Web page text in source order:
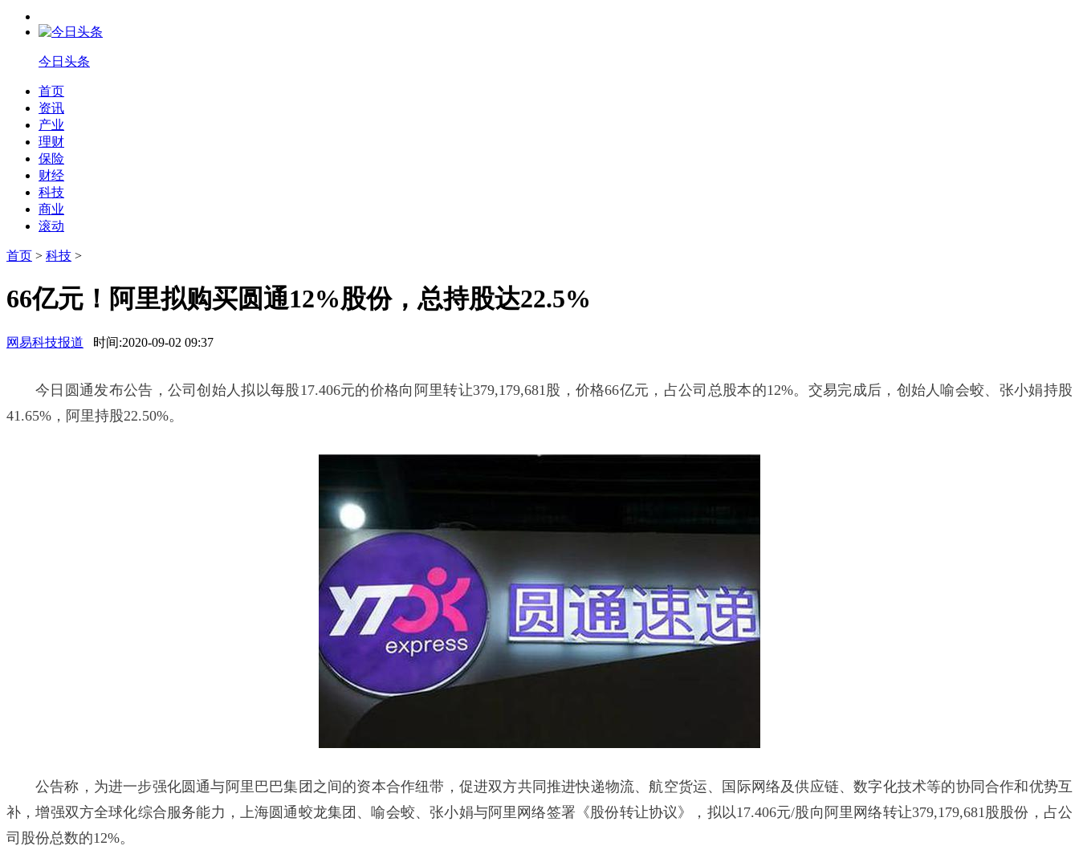
今日头条
首页
资讯
产业
理财
保险
财经
科技
商业
滚动
首页 > 科技 >
66亿元！阿里拟购买圆通12%股份，总持股达22.5%
网易科技报道 时间:2020-09-02 09:37
今日圆通发布公告，公司创始人拟以每股17.406元的价格向阿里转让379,179,681股，价格66亿元，占公司总股本的12%。交易完成后，创始人喻会蛟、张小娟持股
41.65%，阿里持股22.50%。
公告称，为进一步强化圆通与阿里巴巴集团之间的资本合作纽带，促进双方共同推进快递物流、航空货运、国际网络及供应链、数字化技术等的协同合作和优势互
补，增强双方全球化综合服务能力，上海圆通蛟龙集团、喻会蛟、张小娟与阿里网络签署《股份转让协议》，拟以17.406元/股向阿里网络转让379,179,681股股份，占公
司股份总数的12%。